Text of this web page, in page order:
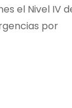
el Nivel IV
por